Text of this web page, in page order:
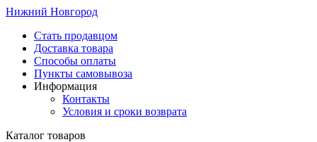
Нижний Новгород
Стать продавцом
Доставка товара
Способы оплаты
Пункты самовывоза
Информация
Контакты
Условия и сроки возврата
Каталог товаров